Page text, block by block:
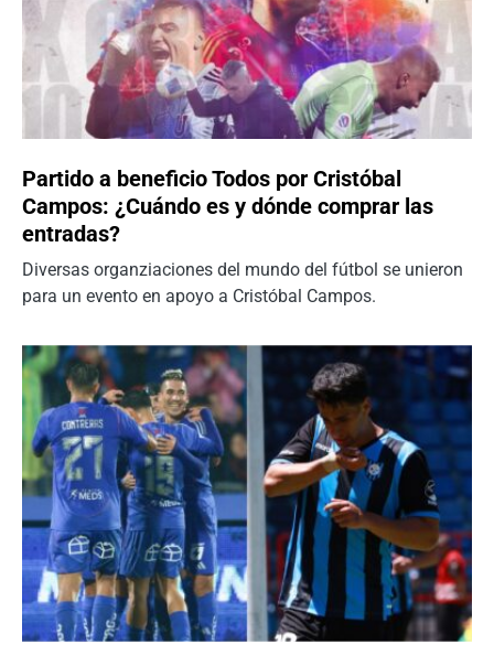
Partido a beneficio Todos por Cristóbal
Campos: ¿Cuándo es y dónde comprar las
entradas?
Diversas organziaciones del mundo del fútbol se unieron
para un evento en apoyo a Cristóbal Campos.